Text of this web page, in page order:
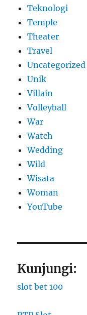
Teknologi
Temple
Theater
Travel
Uncategorized
Unik
Villain
Volleyball
War
Watch
Wedding
Wild
Wisata
Woman
YouTube
Kunjungi:
slot bet 100